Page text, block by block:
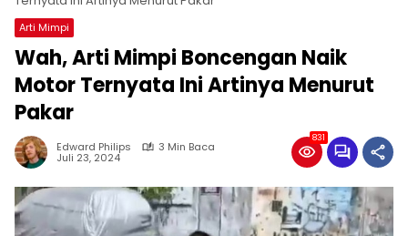
Arti Mimpi
Wah, Arti Mimpi Boncengan Naik
Motor Ternyata Ini Artinya Menurut
Pakar
Edward Philips 3 Min Baca
Juli 23, 2024
831